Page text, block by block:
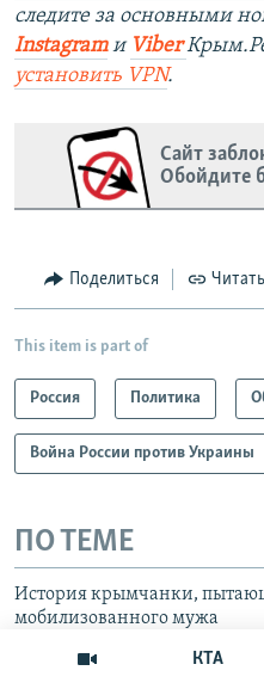
КТА
следите за основными
Instagram и Viber
установить VPN.
Сайт
Обойдите
Поделиться
This item is part of
Россия Политика
Война России против Украины
ПО ТЕМЕ
История крымчанки,
мобилизованного мужа